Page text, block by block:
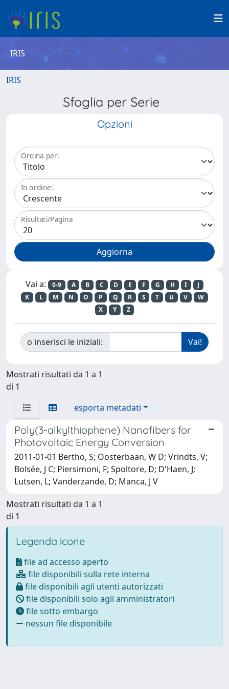
IRIS
IRIS
Sfoglia per Serie
Opzioni
Ordina per:
In ordine:
Risultati/Pagina
Vai a: 0-9 A B C D E F G H I
J
K
L M N O P Q R S T U V
W
X
Y Z
o inserisci le iniziali:
Mostrati risultati da 1 a 1
di 1
esporta metadati
Poly(3-alkylthiophene) Nanofibers for
Photovoltaic Energy Conversion
2011-01-01 Bertho, S; Oosterbaan, W D; Vrindts, V;
Bolsée, J C; Piersimoni, F; Spoltore, D; D'Haen, J;
Lutsen, L; Vanderzande, D; Manca, J V
Mostrati risultati da 1 a 1
di 1
Legenda icone
file ad accesso aperto
file disponibili sulla rete interna
file disponibili agli utenti autorizzati
file disponibili solo agli amministratori
file sotto embargo
nessun file disponibile